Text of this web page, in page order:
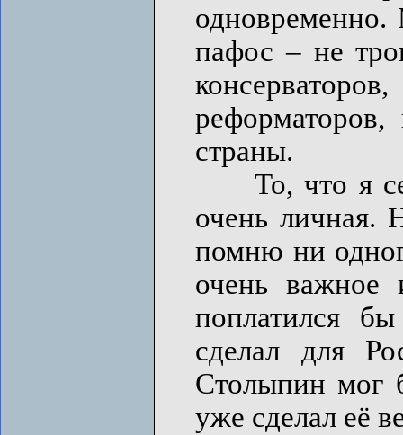
одновременно.
пафос – не
реформаторов,
страны.
То, что я
очень личная.
помню ни
очень важное
поплатился
сделал для
Столыпин мог
уже сделал её